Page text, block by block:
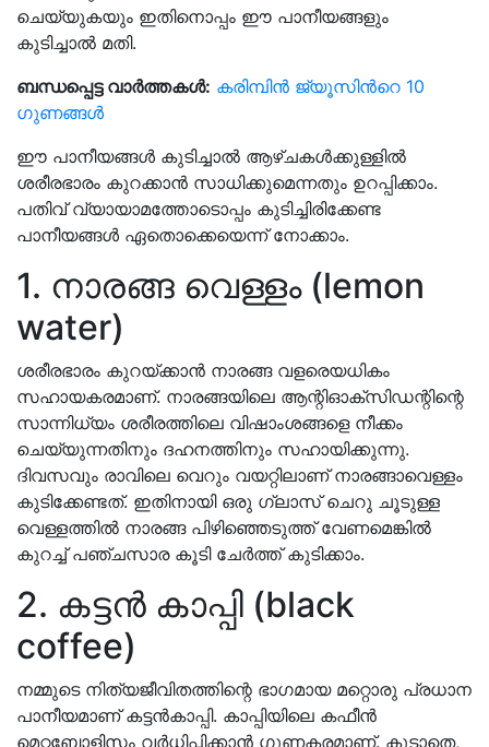
ചെയ്യുകയും ഇതിനൊപ്പം ഈ പാനീയങ്ങളും
കുടിച്ചാൽ മതി.
ബന്ധപ്പെട്ട വാർത്തകൾ: കരിമ്പിൻ ജ്യൂസിൻറെ 10
ഗുണങ്ങൾ
ഈ പാനീയങ്ങൾ കുടിച്ചാൽ ആഴ്ചകൾക്കുള്ളിൽ
ശരീരഭാരം കുറക്കാൻ സാധിക്കുമെന്നതും ഉറപ്പിക്കാം.
പതിവ് വ്യായാമത്തോടൊപ്പം കുടിച്ചിരിക്കേണ്ട
പാനീയങ്ങൾ ഏതൊക്കെയെന്ന് നോക്കാം.
1. നാരങ്ങ വെള്ളം (lemon
water)
ശരീരഭാരം കുറയ്ക്കാൻ നാരങ്ങ വളരെയധികം
സഹായകരമാണ്. നാരങ്ങയിലെ ആന്റിഓക്സിഡന്റിന്റെ
സാന്നിധ്യം ശരീരത്തിലെ വിഷാംശങ്ങളെ നീക്കം
ചെയ്യുന്നതിനും ദഹനത്തിനും സഹായിക്കുന്നു.
ദിവസവും രാവിലെ വെറും വയറ്റിലാണ് നാരങ്ങാവെള്ളം
കുടിക്കേണ്ടത്. ഇതിനായി ഒരു ഗ്ലാസ് ചെറു ചൂടുള്ള
വെള്ളത്തില്‍ നാരങ്ങ പിഴിഞ്ഞെടുത്ത് വേണമെങ്കിൽ
കുറച്ച് പഞ്ചസാര കൂടി ചേർത്ത് കുടിക്കാം.
2. കട്ടന്‍ കാപ്പി (black
coffee)
നമ്മുടെ നിത്യജീവിതത്തിന്റെ ഭാഗമായ മറ്റൊരു പ്രധാന
പാനീയമാണ് കട്ടൻകാപ്പി. കാപ്പിയിലെ കഫീൻ
മെറ്റബോളിസം വർധിപ്പിക്കാൻ ഗുണകരമാണ്. കൂടാതെ,